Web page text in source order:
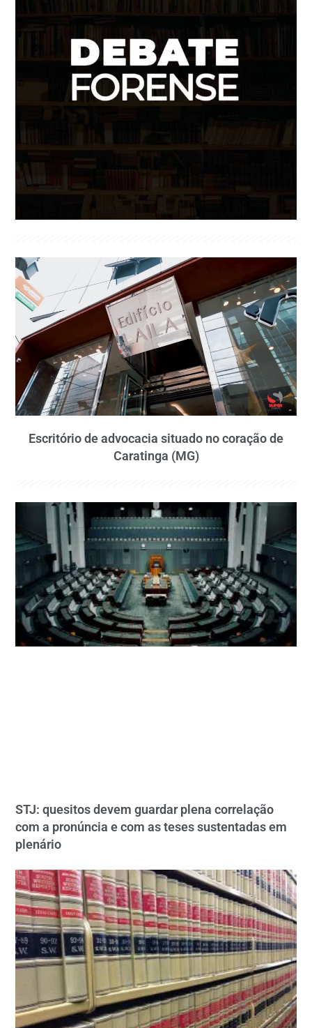
Escritório de advocacia situado no coração de
Caratinga (MG)
STJ: quesitos devem guardar plena correlação
com a pronúncia e com as teses sustentadas em
plenário